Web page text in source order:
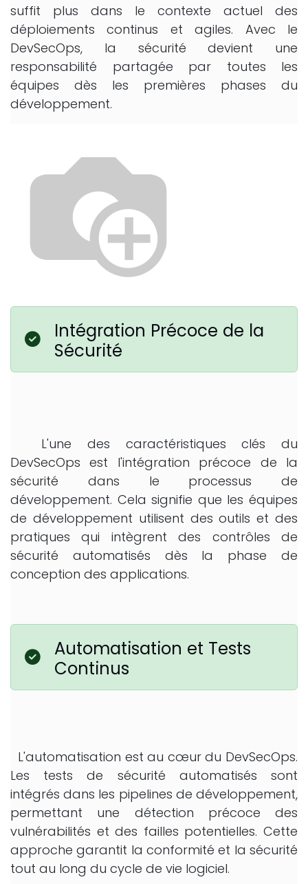
suffit plus dans le contexte actuel des
déploiements continus et agiles. Avec le
DevSecOps, la sécurité devient une
responsabilité partagée par toutes les
équipes dès les premières phases du
développement.
Intégration Précoce de la
Sécurité
L'une des caractéristiques clés du
DevSecOps est l'intégration précoce de la
sécurité dans le processus de
développement. Cela signifie que les équipes
de développement utilisent des outils et des
pratiques qui intègrent des contrôles de
sécurité automatisés dès la phase de
conception des applications.
Automatisation et Tests
Continus
L'automatisation est au cœur du DevSecOps.
Les tests de sécurité automatisés sont
intégrés dans les pipelines de développement,
permettant une détection précoce des
vulnérabilités et des failles potentielles. Cette
approche garantit la conformité et la sécurité
tout au long du cycle de vie logiciel.